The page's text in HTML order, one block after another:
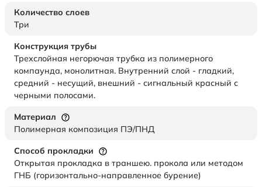
Количество слоев
Три
Конструкция трубы
Трехслойная негорючая трубка из полимерного
компаунда, монолитная. Внутренний слой - гладкий,
средний - несущий, внешний - сигнальный красный с
черными полосами.
Материал
Полимерная композиция ПЭ/ПНД
Способ прокладки
Открытая прокладка в траншею. прокола или методом
ГНБ (горизонтально-направленное бурение)